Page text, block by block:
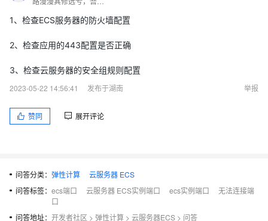
1、检查ECS服务器的防火墙配置
2、检查应用的443配置是否正确
3、检查云服务器的安全组规则配置
2023-05-22 14:56:41
发布于湖南 举报
赞同 展开评论
问答分类： 弹性计算
云服务器 ECS
问答标签： ecs端口 云服务器 ECS实例端口 ecs实例端口
无法连接端
口
问答地址： 开发者社区 > 弹性计算 > 云服务器ECS > 问答